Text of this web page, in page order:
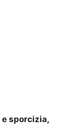
sporcizia,